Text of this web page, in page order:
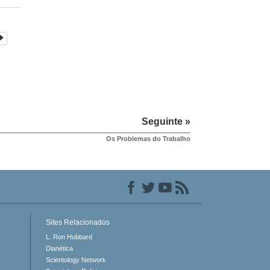
Seguinte »
Os Problemas do Trabalho
Sites Relacionados
L. Ron Hubbard
Dianética
Scientology Network